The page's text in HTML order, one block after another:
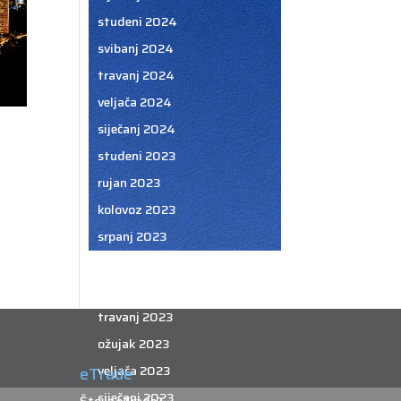
studeni 2024
svibanj 2024
travanj 2024
veljača 2024
siječanj 2024
studeni 2023
rujan 2023
kolovoz 2023
srpanj 2023
travanj 2023
ožujak 2023
veljača 2023
eTrade